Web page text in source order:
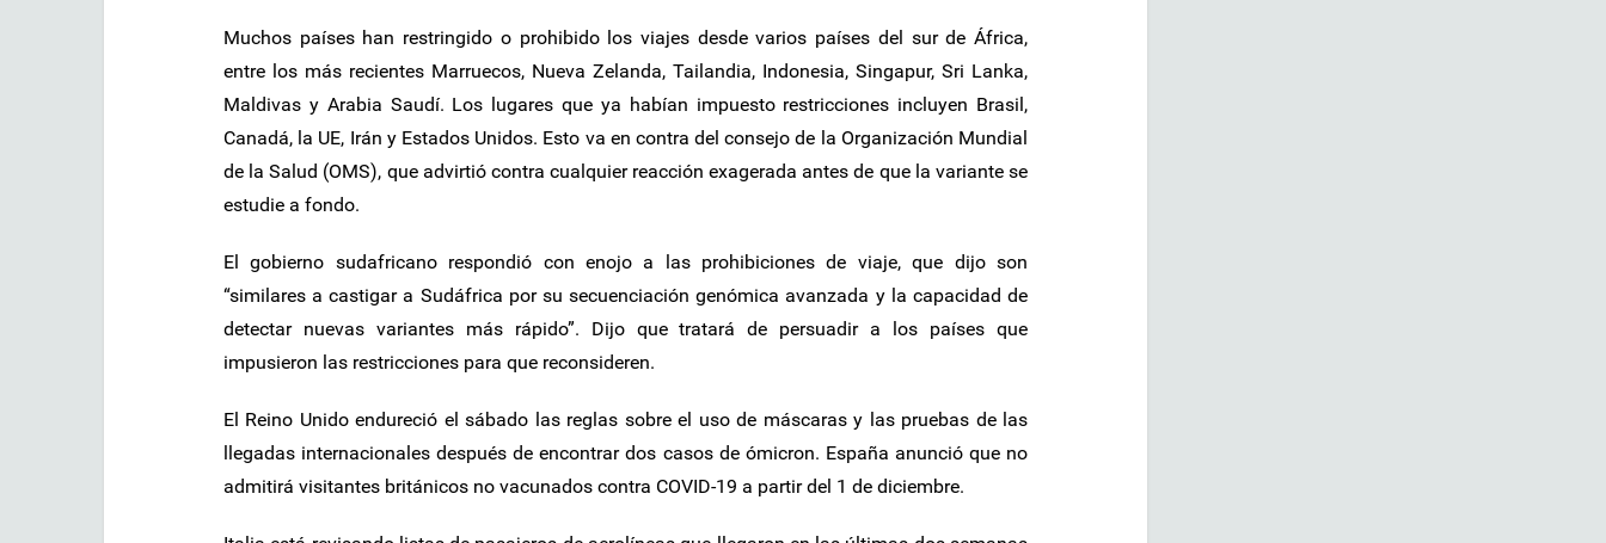
Muchos países han restringido o prohibido los viajes desde varios países del sur de África,
entre los más recientes Marruecos, Nueva Zelanda, Tailandia, Indonesia, Singapur, Sri Lanka,
Maldivas y Arabia Saudí. Los lugares que ya habían impuesto restricciones incluyen Brasil,
Canadá, la UE, Irán y Estados Unidos. Esto va en contra del consejo de la Organización Mundial
de la Salud (OMS), que advirtió contra cualquier reacción exagerada antes de que la variante se
estudie a fondo.
El gobierno sudafricano respondió con enojo a las prohibiciones de viaje, que dijo son
“similares a castigar a Sudáfrica por su secuenciación genómica avanzada y la capacidad de
detectar nuevas variantes más rápido”. Dijo que tratará de persuadir a los países que
impusieron las restricciones para que reconsideren.
El Reino Unido endureció el sábado las reglas sobre el uso de máscaras y las pruebas de las
llegadas internacionales después de encontrar dos casos de ómicron. España anunció que no
admitirá visitantes británicos no vacunados contra COVID-19 a partir del 1 de diciembre.